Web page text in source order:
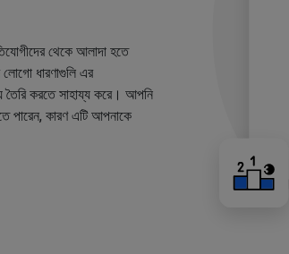
থেকে আলাদা হতে
লোগো ধারণাগুলি এর
তৈরি করতে সাহায্য করে। আপনি
পারেন, কারণ এটি আপনাকে